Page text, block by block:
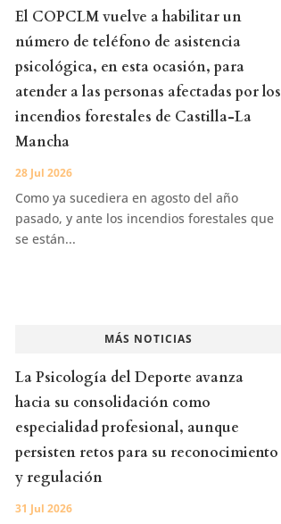
El COPCLM vuelve a habilitar un
número de teléfono de asistencia
psicológica, en esta ocasión, para
atender a las personas afectadas por los
incendios forestales de Castilla-La
Mancha
28 Jul 2026
Como ya sucediera en agosto del año
pasado, y ante los incendios forestales que
se están...
MÁS NOTICIAS
La Psicología del Deporte avanza
hacia su consolidación como
especialidad profesional, aunque
persisten retos para su reconocimiento
y regulación
31 Jul 2026